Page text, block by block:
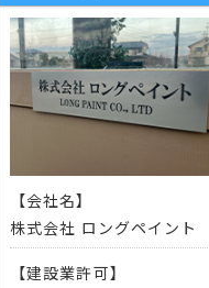
【会社名】
株式会社 ロングペイント
【建設業許可】